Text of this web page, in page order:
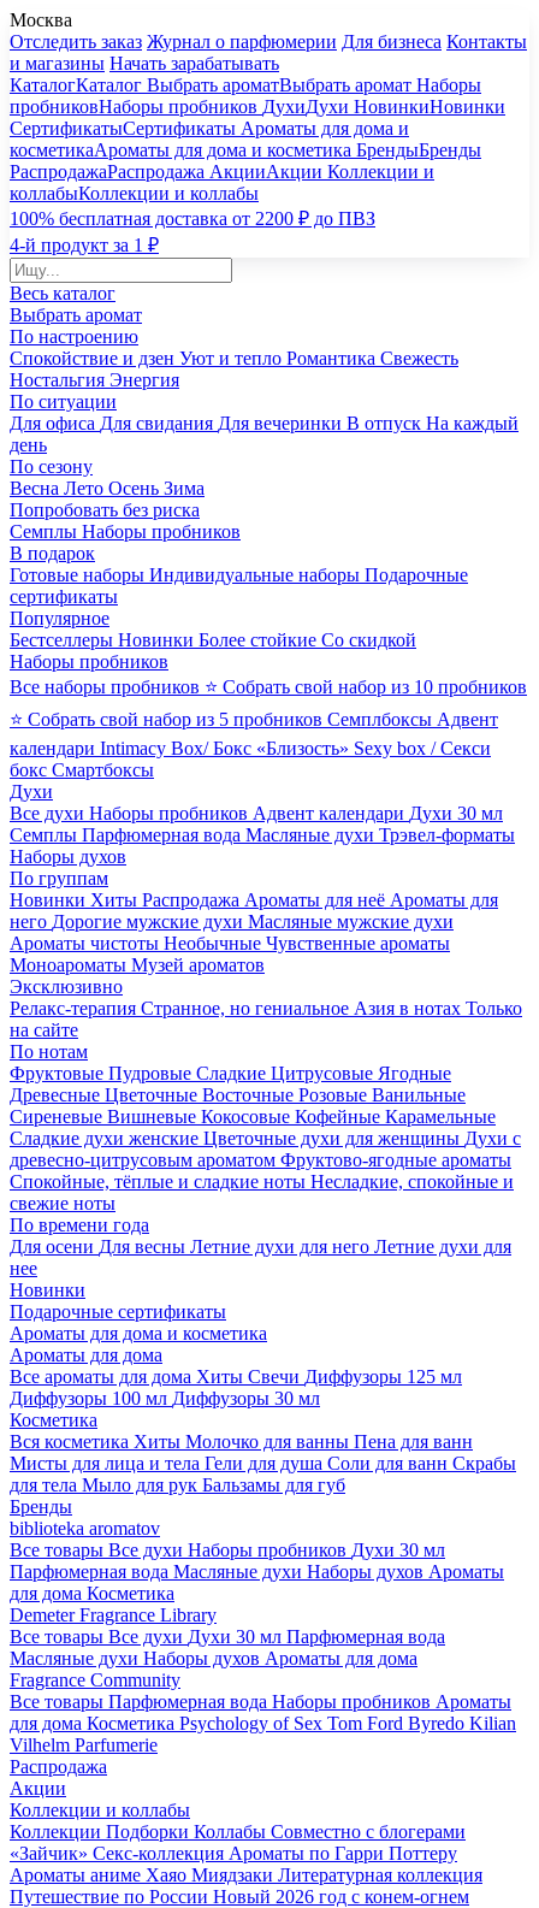
Москва
Отследить заказ Журнал о парфюмерии Для бизнеса Контакты
и магазины Начать зарабатывать
КаталогКаталог Выбрать ароматВыбрать аромат Наборы
пробниковНаборы пробников ДухиДухи НовинкиНовинки
СертификатыСертификаты Ароматы для дома и
косметикаАроматы для дома и косметика БрендыБренды
РаспродажаРаспродажа АкцииАкции Коллекции и
коллабыКоллекции и коллабы
100% бесплатная доставка от 2200 ₽ до ПВЗ
4-й продукт за 1 ₽
Весь каталог
Выбрать аромат
По настроению
Спокойствие и дзен Уют и тепло Романтика Свежесть
Ностальгия Энергия
По ситуации
Для офиса Для свидания Для вечеринки В отпуск На каждый
день
По сезону
Весна Лето Осень Зима
Попробовать без риска
Семплы Наборы пробников
В подарок
Готовые наборы Индивидуальные наборы Подарочные
сертификаты
Популярное
Бестселлеры Новинки Более стойкие Со скидкой
Наборы пробников
Все наборы пробников ⭐ Собрать свой набор из 10 пробников
⭐ Собрать свой набор из 5 пробников Семплбоксы Адвент
календари Intimacy Box/ Бокс «Близость» Sexy box / Секси
бокс Смартбоксы
Духи
Все духи Наборы пробников Адвент календари Духи 30 мл
Семплы Парфюмерная вода Масляные духи Трэвел-форматы
Наборы духов
По группам
Новинки Хиты Распродажа Ароматы для неё Ароматы для
него Дорогие мужские духи Масляные мужские духи
Ароматы чистоты Необычные Чувственные ароматы
Моноароматы Музей ароматов
Эксклюзивно
Релакс-терапия Странное, но гениальное Азия в нотах Только
на сайте
По нотам
Фруктовые Пудровые Сладкие Цитрусовые Ягодные
Древесные Цветочные Восточные Розовые Ванильные
Сиреневые Вишневые Кокосовые Кофейные Карамельные
Сладкие духи женские Цветочные духи для женщины Духи с
древесно-цитрусовым ароматом Фруктово-ягодные ароматы
Спокойные, тёплые и сладкие ноты Несладкие, спокойные и
свежие ноты
По времени года
Для осени Для весны Летние духи для него Летние духи для
нее
Новинки
Подарочные сертификаты
Ароматы для дома и косметика
Ароматы для дома
Все ароматы для дома Хиты Свечи Диффузоры 125 мл
Диффузоры 100 мл Диффузоры 30 мл
Косметика
Вся косметика Хиты Молочко для ванны Пена для ванн
Мисты для лица и тела Гели для душа Соли для ванн Скрабы
для тела Мыло для рук Бальзамы для губ
Бренды
biblioteka aromatov
Все товары Все духи Наборы пробников Духи 30 мл
Парфюмерная вода Масляные духи Наборы духов Ароматы
для дома Косметика
Demeter Fragrance Library
Все товары Все духи Духи 30 мл Парфюмерная вода
Масляные духи Наборы духов Ароматы для дома
Fragrance Community
Все товары Парфюмерная вода Наборы пробников Ароматы
для дома Косметика Psychology of Sex Tom Ford Byredo Kilian
Vilhelm Parfumerie
Распродажа
Акции
Коллекции и коллабы
Коллекции Подборки Коллабы Совместно с блогерами
«Зайчик» Секс-коллекция Ароматы по Гарри Поттеру
Ароматы аниме Хаяо Миядзаки Литературная коллекция
Путешествие по России Новый 2026 год с конем-огнем